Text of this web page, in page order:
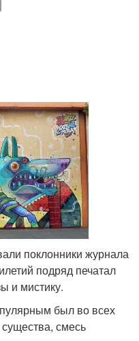
поклонники журнала
подряд печатал
и мистику.
был во всех
смесь